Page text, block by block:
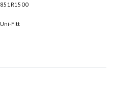
851R1500
Uni-Fitt